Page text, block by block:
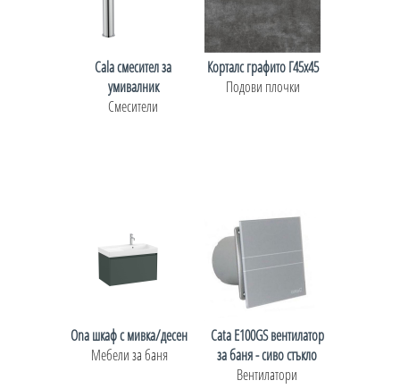
Cala смесител за
умивалник
Смесители
Корталс графито Г45х45
Подови плочки
Ona шкаф с мивка/десен
Мебели за баня
Cata E100GS вентилатор
за баня - сивo стъкло
Вентилатори